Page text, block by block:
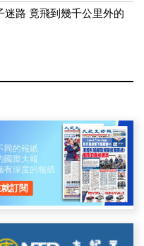
迷路 竟飛到幾千公里外的